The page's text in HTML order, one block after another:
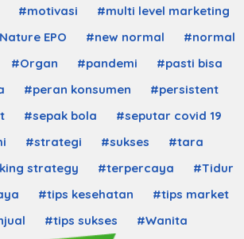
#motivasi
#multi level marketing
EPO #new normal
#normal
#Organ #pandemi
#pasti bisa
#peran konsumen
#persistent
#sepak bola
#seputar covid 19
#strategi #sukses
#tara
strategy
#terpercaya
#Tidur
#tips kesehatan
#tips market
#tips sukses #Wanita